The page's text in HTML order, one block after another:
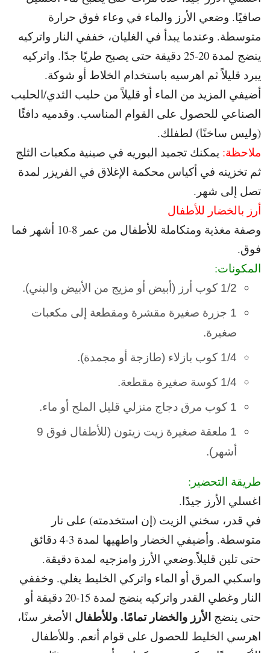
صافيًا. وضعي الأرز والماء في وعاء فوق حرارة
متوسطة. وعندما يبدأ في الغليان، خففي النار واتركيه
ينضج لمدة 20-25 دقيقة حتى يصبح طريًا جدًا. و
اتركيه
يبرد قليلاً ثم اهرسيه باستخدام الخلاط أو شوكة.
أضيفي المزيد من الماء أو قليلاً من حليب الثدي/الحليب
الصناعي للحصول على القوام المناسب. وقدميه دافئًا
(وليس ساخنًا) لطفلك.
ملاحظة: يمكنك تجميد البوريه في صينية مكعبات الثلج
ثم تخزينه في أكياس محكمة الإغلاق في الفريزر لمدة
تصل إلى شهر.
أرز بالخضار للأطفال
وصفة مغذية ومتكاملة للأطفال من عمر 8-10 أشهر فما
فوق.
المكونات:
1/2 كوب أرز (أبيض أو مزيج من الأبيض والبني).
1 جزرة صغيرة مقشرة ومقطعة إلى مكعبات
صغيرة.
1/4 كوب بازلاء (طازجة أو مجمدة).
1/4 كوسة صغيرة مقطعة.
1 كوب مرق دجاج منزلي قليل الملح أو ماء.
1 ملعقة صغيرة زيت زيتون (للأطفال فوق 9
أشهر).
طريقة التحضير:
اغسلي الأرز جيدًا.
في قدر، سخني الزيت (إن استخدمته) على نار
متوسطة. و
أضيفي الخضار واطهيها لمدة 3-4 دقائق
حتى تلين قليلاً.وضعي الأرز وامزجيه لمدة دقيقة.
واسكبي المرق أو الماء واتركي الخليط يغلي. وخففي
النار وغطي القدر واتركيه ينضج لمدة 15-20 دقيقة أو
حتى ينضج الأرز والخضار تمامًا. وللأطفال الأصغر سنًا،
اهرسي الخليط للحصول على قوام أنعم. وللأطفال